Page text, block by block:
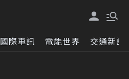
國際車訊 電能世界 交通新訊